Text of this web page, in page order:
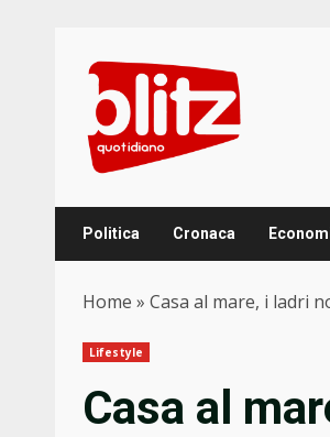
content
Politica Cronaca
Home » Casa al mare, i ladri
Lifestyle
Casa al